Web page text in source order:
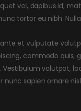
vel, dapibus id,
tortor eu nibh.
et vulputate
commodo quis,
Vestibulum volutpat,
nunc sapien ornare